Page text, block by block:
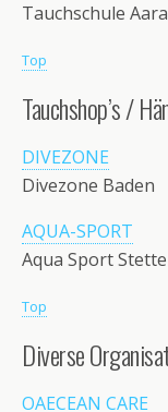
Tauchschule
Top
Tauchshop’s /
DIVEZONE
Divezone Baden
AQUA-SPORT
Aqua Sport
Top
Diverse
OAECEAN CARE